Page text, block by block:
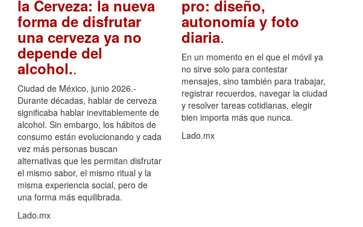
la Cerveza: la nueva
forma de disfrutar
una cerveza ya no
depende del
alcohol..
Ciudad de México, junio 2026.-
Durante décadas, hablar de cerveza
significaba hablar inevitablemente de
alcohol. Sin embargo, los hábitos de
consumo están evolucionando y cada
vez más personas buscan
alternativas que les permitan disfrutar
el mismo sabor, el mismo ritual y la
misma experiencia social, pero de
una forma más equilibrada.
Lado.mx
pro: diseño,
autonomía y foto
diaria.
En un momento en el que el móvil ya
no sirve solo para contestar
mensajes, sino también para trabajar,
registrar recuerdos, navegar la ciudad
y resolver tareas cotidianas, elegir
bien importa más que nunca.
Lado.mx